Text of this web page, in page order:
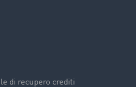
di recupero crediti